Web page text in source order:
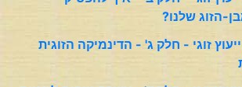
הזוג שלנו?
ייעוץ זוגי - חלק ג' - הדינמיקה הזוגית